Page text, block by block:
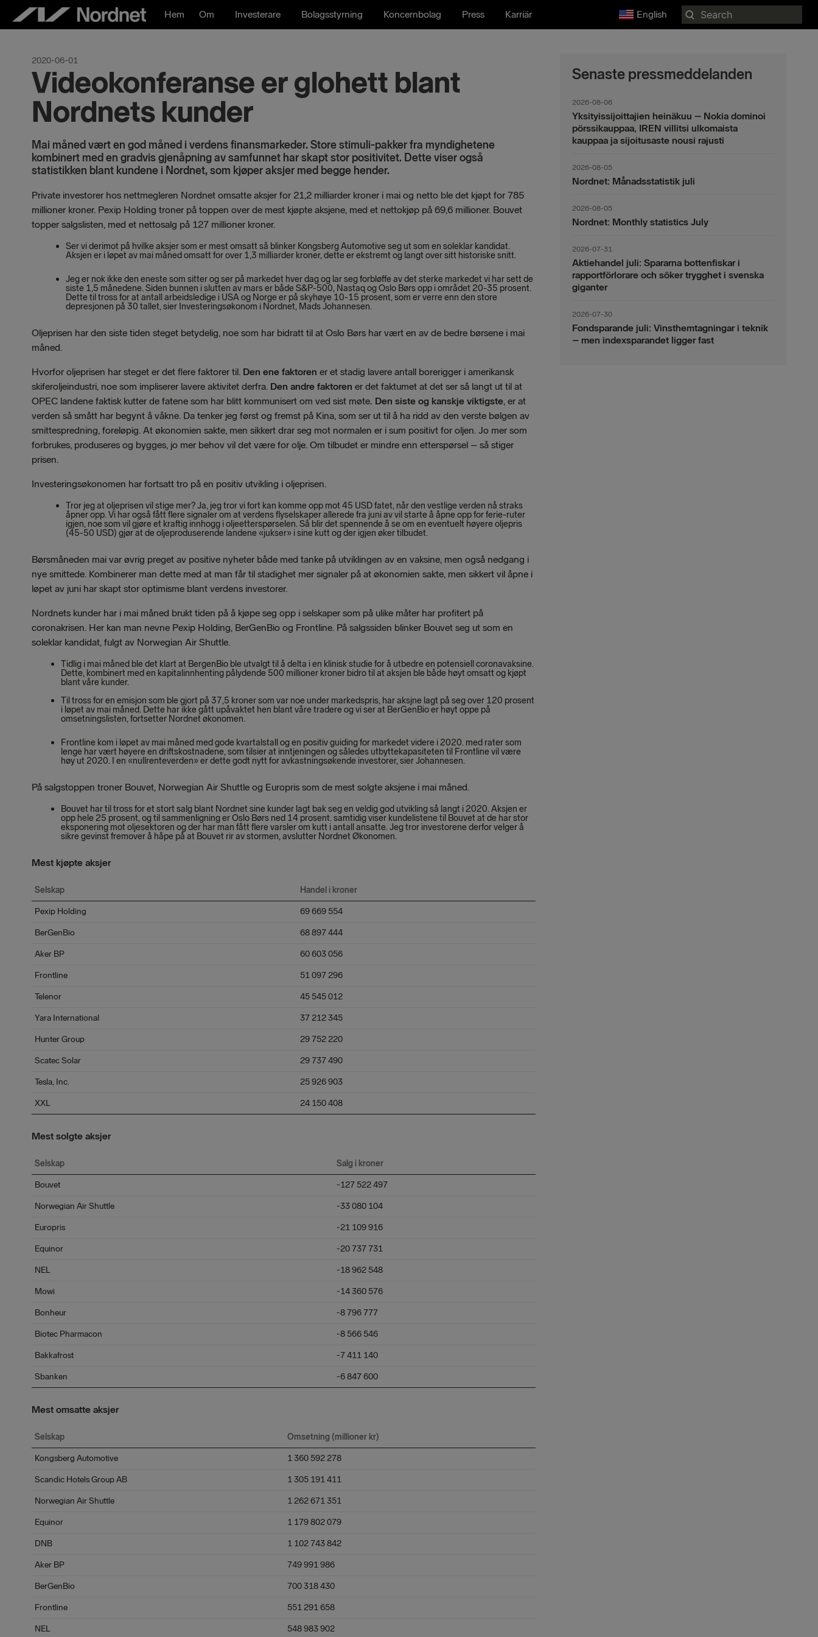
Hoppa
Hem Om Investerare Bolagsstyrning Koncernbolag Press Karriär English
Search
for:
2020-06-01
Videokonferanse er glohett blant
Nordnets kunder
Mai måned vært en god måned i verdens finansmarkeder. Store stimuli-pakker fra myndighetene
kombinert med en gradvis gjenåpning av samfunnet har skapt stor positivitet. Dette viser også
statistikken blant kundene i Nordnet, som kjøper aksjer med begge hender.
Private investorer hos nettmegleren Nordnet omsatte aksjer for 21,2 milliarder kroner i mai og netto ble det kjøpt for 785
millioner kroner. Pexip Holding troner på toppen over de mest kjøpte aksjene, med et nettokjøp på 69,6 millioner. Bouvet
topper salgslisten, med et nettosalg på 127 millioner kroner.
Ser vi derimot på hvilke aksjer som er mest omsatt så blinker Kongsberg Automotive seg ut som en soleklar kandidat.
Aksjen er i løpet av mai måned omsatt for over 1,3 milliarder kroner, dette er ekstremt og langt over sitt historiske snitt.
Jeg er nok ikke den eneste som sitter og ser på markedet hver dag og lar seg forbløffe av det sterke markedet vi har sett de
siste 1,5 månedene. Siden bunnen i slutten av mars er både S&P-500, Nastaq og Oslo Børs opp i området 20-35 prosent.
Dette til tross for at antall arbeidsledige i USA og Norge er på skyhøye 10-15 prosent, som er verre enn den store
depresjonen på 30 tallet, sier Investeringsøkonom i Nordnet, Mads Johannesen.
Oljeprisen har den siste tiden steget betydelig, noe som har bidratt til at Oslo Børs har vært en av de bedre børsene i mai
måned.
Hvorfor oljeprisen har steget er det flere faktorer til. Den ene faktoren er et stadig lavere antall borerigger i amerikansk
skiferoljeindustri, noe som impliserer lavere aktivitet derfra. Den andre faktoren er det faktumet at det ser så langt ut til at
OPEC landene faktisk kutter de fatene som har blitt kommunisert om ved sist møte. Den siste og kanskje viktigste, er at
verden så smått har begynt å våkne. Da tenker jeg først og fremst på Kina, som ser ut til å ha ridd av den verste bølgen av
smittespredning, foreløpig. At økonomien sakte, men sikkert drar seg mot normalen er i sum positivt for oljen. Jo mer som
forbrukes, produseres og bygges, jo mer behov vil det være for olje. Om tilbudet er mindre enn etterspørsel – så stiger
prisen.
Investeringsøkonomen har fortsatt tro på en positiv utvikling i oljeprisen.
Tror jeg at oljeprisen vil stige mer? Ja, jeg tror vi fort kan komme opp mot 45 USD fatet, når den vestlige verden nå straks
åpner opp. Vi har også fått flere signaler om at verdens flyselskaper allerede fra juni av vil starte å åpne opp for ferie-ruter
igjen, noe som vil gjøre et kraftig innhogg i oljeetterspørselen. Så blir det spennende å se om en eventuelt høyere oljepris
(45-50 USD) gjør at de oljeproduserende landene «jukser» i sine kutt og der igjen øker tilbudet.
Børsmåneden mai var øvrig preget av positive nyheter både med tanke på utviklingen av en vaksine, men også nedgang i
nye smittede. Kombinerer man dette med at man får til stadighet mer signaler på at økonomien sakte, men sikkert vil åpne i
løpet av juni har skapt stor optimisme blant verdens investorer.
Nordnets kunder har i mai måned brukt tiden på å kjøpe seg opp i selskaper som på ulike måter har profitert på
coronakrisen. Her kan man nevne Pexip Holding, BerGenBio og Frontline. På salgssiden blinker Bouvet seg ut som en
soleklar kandidat, fulgt av Norwegian Air Shuttle.
Tidlig i mai måned ble det klart at BergenBio ble utvalgt til å delta i en klinisk studie for å utbedre en potensiell coronavaksine.
Dette, kombinert med en kapitalinnhenting pålydende 500 millioner kroner bidro til at aksjen ble både høyt omsatt og kjøpt
blant våre kunder.
Til tross for en emisjon som ble gjort på 37,5 kroner som var noe under markedspris, har aksjne lagt på seg over 120 prosent
i løpet av mai måned. Dette har ikke gått upåvaktet hen blant våre tradere og vi ser at BerGenBio er høyt oppe på
omsetningslisten, fortsetter Nordnet økonomen.
Frontline kom i løpet av mai måned med gode kvartalstall og en positiv guiding for markedet videre i 2020. med rater som
lenge har vært høyere en driftskostnadene, som tilsier at inntjeningen og således utbyttekapasiteten til Frontline vil være
høy ut 2020. I en «nullrenteverden» er dette godt nytt for avkastningsøkende investorer, sier Johannesen.
På salgstoppen troner Bouvet, Norwegian Air Shuttle og Europris som de mest solgte aksjene i mai måned.
Bouvet har til tross for et stort salg blant Nordnet sine kunder lagt bak seg en veldig god utvikling så langt i 2020. Aksjen er
opp hele 25 prosent, og til sammenligning er Oslo Børs ned 14 prosent. samtidig viser kundelistene til Bouvet at de har stor
eksponering mot oljesektoren og der har man fått flere varsler om kutt i antall ansatte. Jeg tror investorene derfor velger å
sikre gevinst fremover å håpe på at Bouvet rir av stormen, avslutter Nordnet Økonomen.
Mest kjøpte aksjer
Selskap Handel i kroner
Pexip Holding 69 669 554
BerGenBio 68 897 444
Aker BP 60 603 056
Frontline 51 097 296
Telenor 45 545 012
Yara International 37 212 345
Hunter Group 29 752 220
Scatec Solar 29 737 490
Tesla, Inc. 25 926 903
XXL 24 150 408
Mest solgte aksjer
Selskap Salg i kroner
Bouvet -127 522 497
Norwegian Air Shuttle -33 080 104
Europris -21 109 916
Equinor -20 737 731
NEL -18 962 548
Mowi -14 360 576
Bonheur -8 796 777
Biotec Pharmacon -8 566 546
Bakkafrost -7 411 140
Sbanken -6 847 600
Mest omsatte aksjer
Selskap Omsetning (millioner kr)
Kongsberg Automotive 1 360 592 278
Scandic Hotels Group AB 1 305 191 411
Norwegian Air Shuttle 1 262 671 351
Equinor 1 179 802 079
DNB 1 102 743 842
Aker BP 749 991 986
BerGenBio 700 318 430
Frontline 551 291 658
NEL 548 983 902
Senaste pressmeddelanden
2026-08-06
Yksityissijoittajien heinäkuu – Nokia dominoi
pörssikauppaa, IREN villitsi ulkomaista
kauppaa ja sijoitusaste nousi rajusti
2026-08-05
Nordnet: Månadsstatistik juli
2026-08-05
Nordnet: Monthly statistics July
2026-07-31
Aktiehandel juli: Spararna bottenfiskar i
rapportförlorare och söker trygghet i svenska
giganter
2026-07-30
Fondsparande juli: Vinsthemtagningar i teknik
– men indexsparandet ligger fast